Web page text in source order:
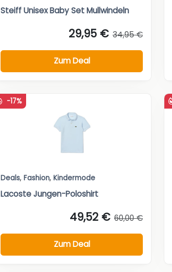
Steiff Unisex Baby Set Mullwindeln
29,95 € 34,95 €
Zum Deal
-17%
Deals, Fashion, Kindermode
Lacoste Jungen-Poloshirt
49,52 € 60,00 €
Zum Deal